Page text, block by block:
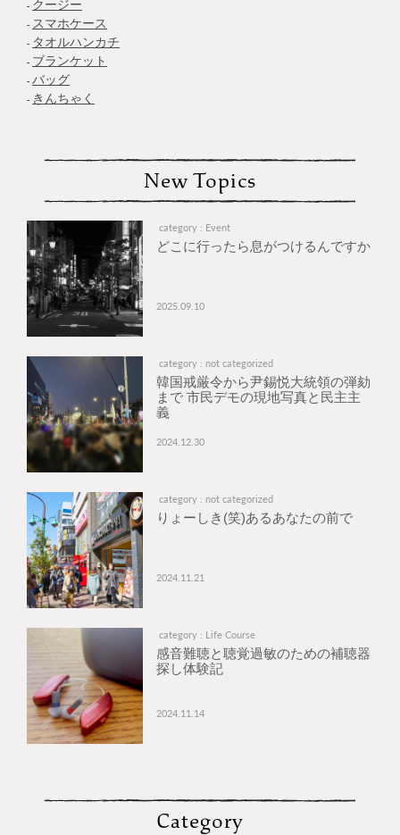
クージー
スマホケース
タオルハンカチ
ブランケット
バッグ
きんちゃく
New Topics
category : Event
どこに行ったら息がつけるんですか
2025.09.10
category : not categorized
韓国戒厳令から尹錫悦大統領の弾劾
まで 市民デモの現地写真と民主主
義
2024.12.30
category : not categorized
りょーしき(笑)あるあなたの前で
2024.11.21
category : Life Course
感音難聴と聴覚過敏のための補聴器
探し体験記
2024.11.14
Category